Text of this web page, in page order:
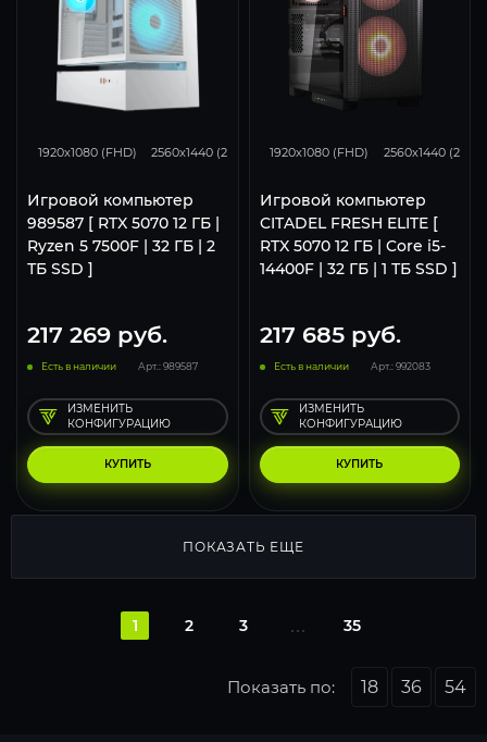
1920x1080 (FHD) 2560x1440 (2K) 3840x2160 (4K)
Игровой компьютер
989587 [ RTX 5070 12 ГБ |
Ryzen 5 7500F | 32 ГБ | 2
ТБ SSD ]
217 269 руб.
Есть в наличии Арт.: 989587
КУПИТЬ
ИЗМЕНИТЬ
КОНФИГУРАЦИЮ
1920x1080 (FHD) 2560x1440 (2K)
Игровой компьютер
CITADEL FRESH ELITE [
RTX 5070 12 ГБ | Core i5-
14400F | 32 ГБ | 1 ТБ SSD ]
217 685руб.
Есть в наличии Арт.: 992083
КУПИТЬ
ИЗМЕНИТЬ
КОНФИГУРАЦИЮ
ПОКАЗАТЬ ЕЩЕ
1 2 3 35
Показать по: 18 36 54